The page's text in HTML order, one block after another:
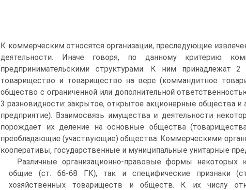
К коммерческим относятся организации, преследующие
деятельности. Иначе говоря, по данному критерию
предпринимательскими структурами. К ним принадлежат
товарищество и товарищество на вере (коммандитное
общество с ограниченной или дополнительной
3 разновидности: закрытое, открытое акционерные общества и
предприятие). Взаимосвязь имущества и деятельности
порождает их деление на основные общества
преобладающие (участвующие) общества. Коммерческими
кооперативы, государственные и муниципальные унитарные
Различные организационно-правовые формы
общие (ст. 66-68 ГК), так и специфические признаки
хозяйственных товариществ и обществ. К их числу